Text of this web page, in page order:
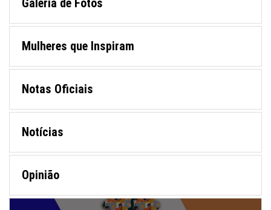
Galeria de Fotos
Mulheres que Inspiram
Notas Oficiais
Notícias
Opinião